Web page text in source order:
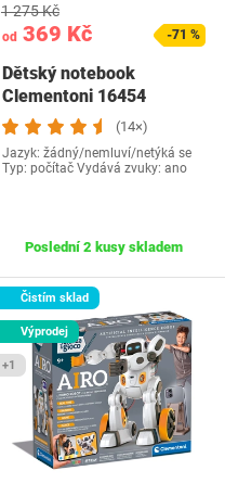
od 369 Kč
1 275 Kč
-71 %
Dětský notebook
Clementoni 16454
Spiderman
(14×)
Jazyk: žádný/nemluví/netýká se
Typ: počítač Vydává zvuky: ano
Poslední 2 kusy skladem
Čistím sklad
Výprodej
+1